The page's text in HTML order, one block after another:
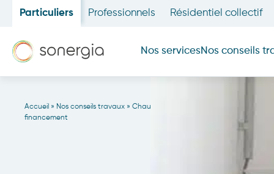
Particuliers Professionnels Résidentiel collectif
Nos services
Un projet de rénovation ?
Nos conseils
Fenêtre
Accueil » Nos conseils travaux » Chaudière au fioul : fonctionnement,
financement